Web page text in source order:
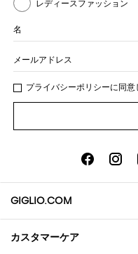
レディースファッション
名
メールアドレス
プライバシーポリシーに同意
GIGLIO.COM
会社概要
カスタマーケア